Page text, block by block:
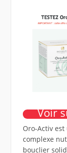
Voir
Oro-Activ
complexe
bouclier